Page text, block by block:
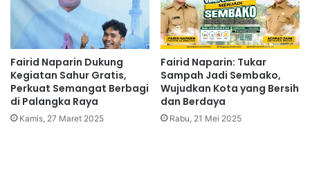
Fairid Naparin Dukung
Kegiatan Sahur Gratis,
Perkuat Semangat Berbagi
di Palangka Raya
Kamis, 27 Maret 2025
Fairid Naparin: Tukar
Sampah Jadi Sembako,
Wujudkan Kota yang Bersih
dan Berdaya
Rabu, 21 Mei 2025